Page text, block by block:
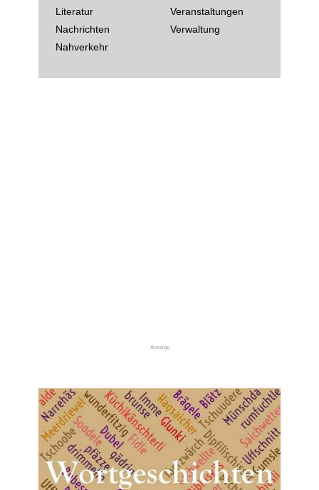
Literatur
Nachrichten
Nahverkehr
Veranstaltungen
Verwaltung
Anzeige